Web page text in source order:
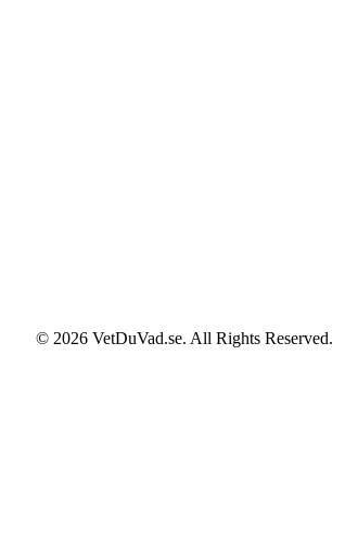
© 2026 VetDuVad.se. All Rights Reserved.